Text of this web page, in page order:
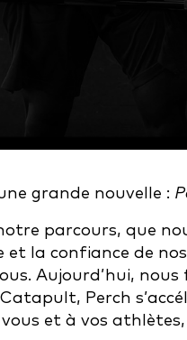
grande nouvelle :
parcours, que
et la confiance de
Aujourd’hui,
Perch
et à vos